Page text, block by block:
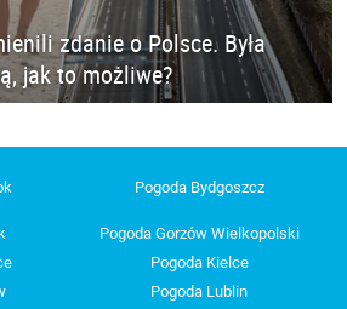
zdanie o Polsce. Była
jak to możliwe?
Pogoda Bydgoszcz
Pogoda Gorzów Wielkopolski
Pogoda Kielce
Pogoda Lublin